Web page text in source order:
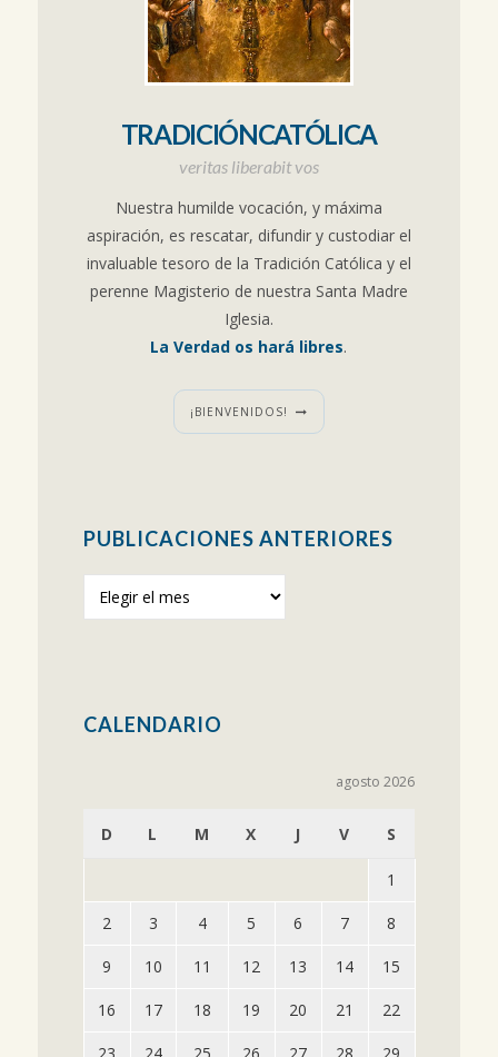
TRADICIÓNCATÓLICA
veritas liberabit vos
Nuestra humilde vocación, y máxima
aspiración, es rescatar, difundir y custodiar el
invaluable tesoro de la Tradición Católica y el
perenne Magisterio de nuestra Santa Madre
Iglesia.
La Verdad os hará libres.
¡BIENVENIDOS!
PUBLICACIONES ANTERIORES
anteriores
CALENDARIO
agosto 2026
D L M X J V S
1
2 3 4 5 6 7 8
9 10 11 12 13 14 15
16 17 18 19 20 21 22
23 24 25 26 27 28 29